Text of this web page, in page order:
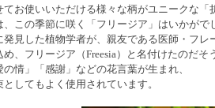
てお使いいただける様々な柄がユニークな「
この季節に咲く「フリージア」はいかがで
発見した植物学者が、親友である医師・フレ
、フリージア（Freesia）と名付けたのだそ
情」「感謝」などの花言葉が生まれ、
してもよく使用されています。